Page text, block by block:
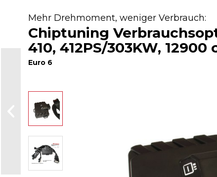
Mehr Drehmoment, weniger Verbrauch:
Chiptuning
410, 412PS/303KW, 12900
Euro 6